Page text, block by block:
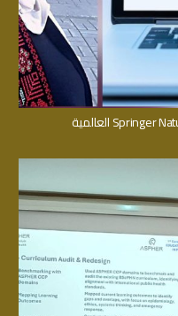
انضمام د. منى حميد إلى هيئة تحرير مجلة Springer Nature العالمية